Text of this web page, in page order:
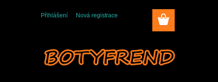
Přihlášení Nová registrace